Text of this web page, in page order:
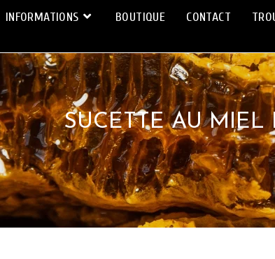
INFORMATIONS BOUTIQUE CONTACT
SUCETTE AU MIEL